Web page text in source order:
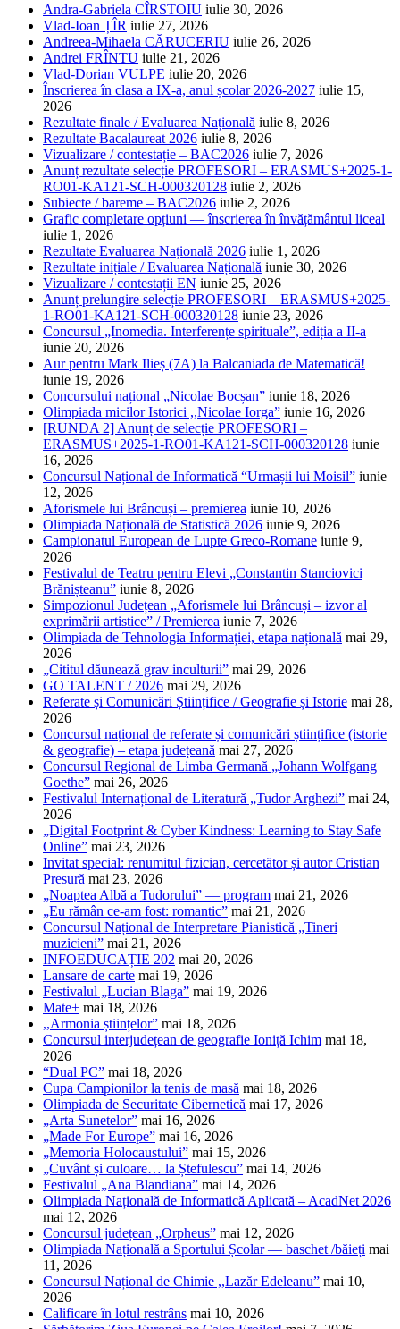
Andra-Gabriela CÎRSTOIU iulie 30, 2026
Vlad-Ioan ȚÎR iulie 27, 2026
Andreea-Mihaela CĂRUCERIU iulie 26, 2026
Andrei FRÎNTU iulie 21, 2026
Vlad-Dorian VULPE iulie 20, 2026
Înscrierea în clasa a IX-a, anul școlar 2026-2027 iulie 15,
2026
Rezultate finale / Evaluarea Națională iulie 8, 2026
Rezultate Bacalaureat 2026 iulie 8, 2026
Vizualizare / contestație – BAC2026 iulie 7, 2026
Anunț rezultate selecție PROFESORI – ERASMUS+2025-1-
RO01-KA121-SCH-000320128 iulie 2, 2026
Subiecte / bareme – BAC2026 iulie 2, 2026
Grafic completare opțiuni — înscrierea în învățământul liceal
iulie 1, 2026
Rezultate Evaluarea Națională 2026 iulie 1, 2026
Rezultate inițiale / Evaluarea Națională iunie 30, 2026
Vizualizare / contestații EN iunie 25, 2026
Anunț prelungire selecție PROFESORI – ERASMUS+2025-
1-RO01-KA121-SCH-000320128 iunie 23, 2026
Concursul „Inomedia. Interferențe spirituale”, ediția a II-a
iunie 20, 2026
Aur pentru Mark Ilieș (7A) la Balcaniada de Matematică!
iunie 19, 2026
Concursului național „Nicolae Bocșan” iunie 18, 2026
Olimpiada micilor Istorici ,,Nicolae Iorga” iunie 16, 2026
[RUNDA 2] Anunț de selecție PROFESORI –
ERASMUS+2025-1-RO01-KA121-SCH-000320128 iunie
16, 2026
Concursul Național de Informatică “Urmașii lui Moisil” iunie
12, 2026
Aforismele lui Brâncuși – premierea iunie 10, 2026
Olimpiada Națională de Statistică 2026 iunie 9, 2026
Campionatul European de Lupte Greco-Romane iunie 9,
2026
Festivalul de Teatru pentru Elevi „Constantin Stanciovici
Brănișteanu” iunie 8, 2026
Simpozionul Județean „Aforismele lui Brâncuși – izvor al
exprimării artistice” / Premierea iunie 7, 2026
Olimpiada de Tehnologia Informației, etapa națională mai 29,
2026
„Cititul dăunează grav inculturii” mai 29, 2026
GO TALENT / 2026 mai 29, 2026
Referate și Comunicări Științifice / Geografie și Istorie mai 28,
2026
Concursul național de referate și comunicări științifice (istorie
& geografie) – etapa județeană mai 27, 2026
Concursul Regional de Limba Germană „Johann Wolfgang
Goethe” mai 26, 2026
Festivalul Internațional de Literatură „Tudor Arghezi” mai 24,
2026
„Digital Footprint & Cyber Kindness: Learning to Stay Safe
Online” mai 23, 2026
Invitat special: renumitul fizician, cercetător și autor Cristian
Presură mai 23, 2026
„Noaptea Albă a Tudorului” — program mai 21, 2026
„Eu rămân ce-am fost: romantic” mai 21, 2026
Concursul Național de Interpretare Pianistică „Tineri
muzicieni” mai 21, 2026
INFOEDUCAȚIE 202 mai 20, 2026
Lansare de carte mai 19, 2026
Festivalul „Lucian Blaga” mai 19, 2026
Mate+ mai 18, 2026
,,Armonia științelor” mai 18, 2026
Concursul interjudețean de geografie Ioniță Ichim mai 18,
2026
“Dual PC” mai 18, 2026
Cupa Campionilor la tenis de masă mai 18, 2026
Olimpiada de Securitate Cibernetică mai 17, 2026
„Arta Sunetelor” mai 16, 2026
„Made For Europe” mai 16, 2026
„Memoria Holocaustului” mai 15, 2026
„Cuvânt și culoare… la Ștefulescu” mai 14, 2026
Festivalul „Ana Blandiana” mai 14, 2026
Olimpiada Națională de Informatică Aplicată – AcadNet 2026
mai 12, 2026
Concursul județean „Orpheus” mai 12, 2026
Olimpiada Națională a Sportului Școlar — baschet /băieți mai
11, 2026
Concursul Național de Chimie ,,Lazăr Edeleanu” mai 10,
2026
Calificare în lotul restrâns mai 10, 2026